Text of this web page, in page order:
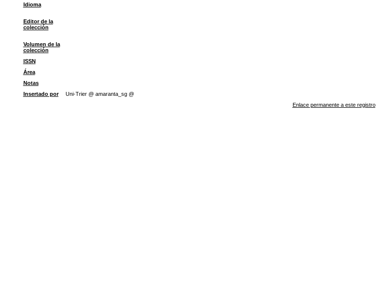
Idioma
Editor de la
colección
Volumen de la
colección
ISSN
Área
Notas
Insertado por
Uni-Trier @ amaranta_sg @
Enlace permanente a este registro